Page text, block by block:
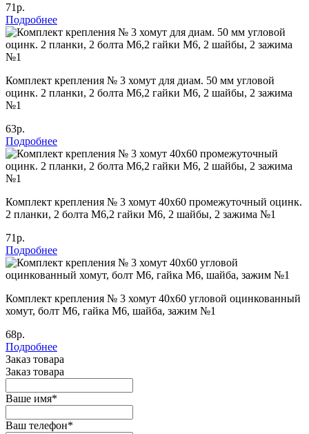
71р.
Подробнее
Комплект крепления № 3 хомут для диам. 50 мм угловой
оцинк. 2 планки, 2 болта М6,2 гайки М6, 2 шайбы, 2 зажима
№1
63р.
Подробнее
Комплект крепления № 3 хомут 40х60 промежуточный оцинк.
2 планки, 2 болта М6,2 гайки М6, 2 шайбы, 2 зажима №1
71р.
Подробнее
Комплект крепления № 3 хомут 40х60 угловой оцинкованный
хомут, болт М6, гайка М6, шайба, зажим №1
68р.
Подробнее
Заказ товара
Заказ товара
Ваше имя*
Ваш телефон*